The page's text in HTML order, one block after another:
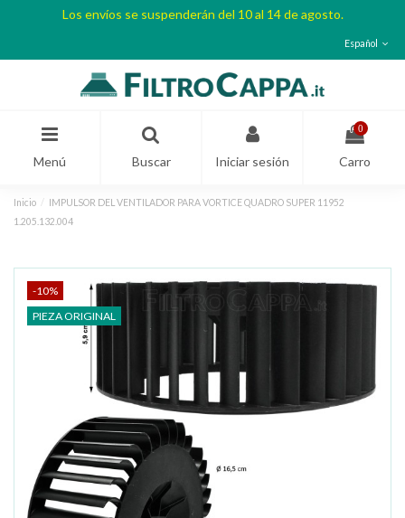
Los envíos se suspenderán del 10 al 14 de agosto.
Español
Menú Buscar Iniciar sesión
0
Carro
Inicio
IMPULSOR DEL VENTILADOR PARA VORTICE QUADRO SUPER 11952
1.205.132.004
-10%
PIEZA ORIGINAL